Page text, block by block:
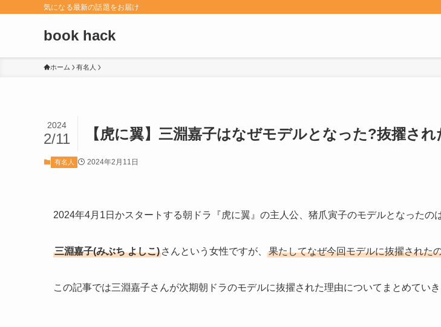
気になる最新の話題をお届け
book hack
ホーム 有名人
【虎に翼】三淵嘉子はなぜモデルとなった?抜擢さ
2024
2/11
有名人 2024年2月11日
2024年4月1日かスタートする朝ドラ『虎に翼』の主人公、猪爪寅子のモデルとなったの
三淵嘉子(みぶち よしこ) さんという女性ですが、 果たしてなぜ今回モデルに抜擢された
この記事では三淵嘉子さんが次期朝ドラのモデルに抜擢された理由についてまとめていき